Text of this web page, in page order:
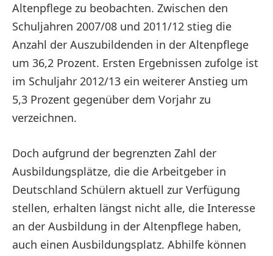
Altenpflege zu beobachten. Zwischen den
Schuljahren 2007/08 und 2011/12 stieg die
Anzahl der Auszubildenden in der Altenpflege
um 36,2 Prozent. Ersten Ergebnissen zufolge ist
im Schuljahr 2012/13 ein weiterer Anstieg um
5,3 Prozent gegenüber dem Vorjahr zu
verzeichnen.
Doch aufgrund der begrenzten Zahl der
Ausbildungsplätze, die die Arbeitgeber in
Deutschland Schülern aktuell zur Verfügung
stellen, erhalten längst nicht alle, die Interesse
an der Ausbildung in der Altenpflege haben,
auch einen Ausbildungsplatz. Abhilfe können